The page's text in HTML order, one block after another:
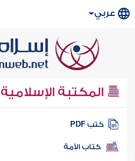
عربي
المكتبة الإسلامية
كتب PDF